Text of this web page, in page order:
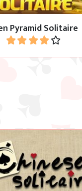
Pyramid Solitaire
Jouer
finir les 10
de Chinese Solitaire